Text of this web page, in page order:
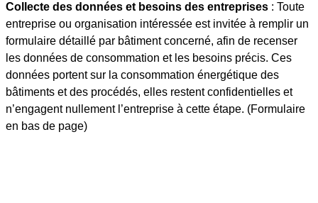
Collecte des données et besoins des entreprises : Toute
entreprise ou organisation intéressée est invitée à remplir un
formulaire détaillé par bâtiment concerné, afin de recenser
les données de consommation et les besoins précis. Ces
données portent sur la consommation énergétique des
bâtiments et des procédés, elles restent confidentielles et
n’engagent nullement l’entreprise à cette étape. (Formulaire
en bas de page)